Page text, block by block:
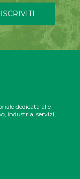
ISCRIVITI
dedicata alle
industria, servizi,